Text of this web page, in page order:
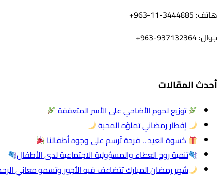
هاتف: 3444885-11-963+
جوال: 937132364-963+
أحدث المقالات
توزيع لحوم الأضاحي على الأسر المتعففة
إفطار رمضاني تملؤه المحبة
كسوة العيد… فرحة تُرسم على وجوه أطفالنا
تنمية روح العطاء والمسؤولية الاجتماعية لدى الأطفال
شهر رمضان المبارك تتضاعف فيه الأجور وتسمو معاني